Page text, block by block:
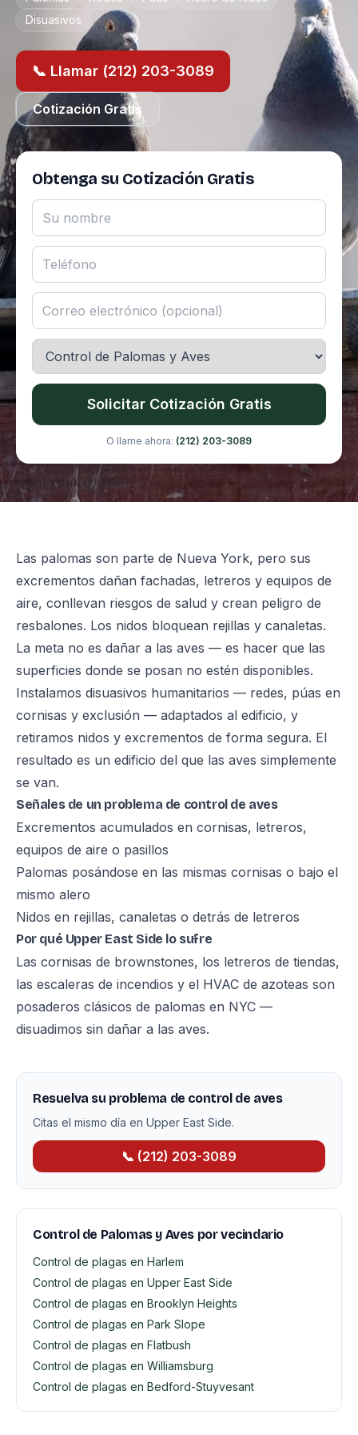
Disuasivos
📞 Llamar (212) 203-3089
Cotización Gratis
Obtenga su Cotización Gratis
Solicitar Cotización Gratis
O llame ahora: (212) 203-3089
Las palomas son parte de Nueva York, pero sus
excrementos dañan fachadas, letreros y equipos de
aire, conllevan riesgos de salud y crean peligro de
resbalones. Los nidos bloquean rejillas y canaletas.
La meta no es dañar a las aves — es hacer que las
superficies donde se posan no estén disponibles.
Instalamos disuasivos humanitarios — redes, púas en
cornisas y exclusión — adaptados al edificio, y
retiramos nidos y excrementos de forma segura. El
resultado es un edificio del que las aves simplemente
se van.
Señales de un problema de control de aves
Excrementos acumulados en cornisas, letreros,
equipos de aire o pasillos
Palomas posándose en las mismas cornisas o bajo el
mismo alero
Nidos en rejillas, canaletas o detrás de letreros
Por qué Upper East Side lo sufre
Las cornisas de brownstones, los letreros de tiendas,
las escaleras de incendios y el HVAC de azoteas son
posaderos clásicos de palomas en NYC —
disuadimos sin dañar a las aves.
Resuelva su problema de control de aves
Citas el mismo día en Upper East Side.
📞 (212) 203-3089
Control de Palomas y Aves por vecindario
Control de plagas en Harlem
Control de plagas en Upper East Side
Control de plagas en Brooklyn Heights
Control de plagas en Park Slope
Control de plagas en Flatbush
Control de plagas en Williamsburg
Control de plagas en Bedford-Stuyvesant